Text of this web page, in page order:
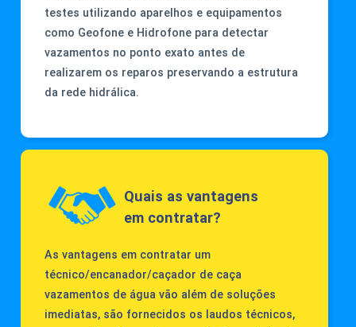
testes utilizando aparelhos e equipamentos
como Geofone e Hidrofone para detectar
vazamentos no ponto exato antes de
realizarem os reparos preservando a estrutura
da rede hidrálica.
Quais as vantagens
em contratar?
As vantagens em contratar um
técnico/encanador/caçador de caça
vazamentos de água vão além de soluções
imediatas, são fornecidos os laudos técnicos,